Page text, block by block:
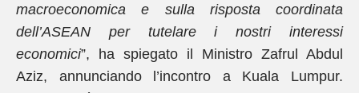
macroeconomica e sulla risposta coordinata
dell’ASEAN per tutelare i nostri interessi
economici”, ha spiegato il Ministro Zafrul Abdul
Aziz, annunciando l’incontro a Kuala Lumpur.